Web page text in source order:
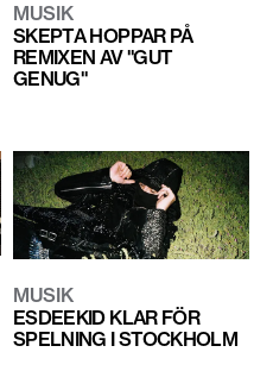
MUSIK
SKEPTA HOPPAR PÅ
REMIXEN AV "GUT
GENUG"
MUSIK
ESDEEKID KLAR FÖR
SPELNING I STOCKHOLM